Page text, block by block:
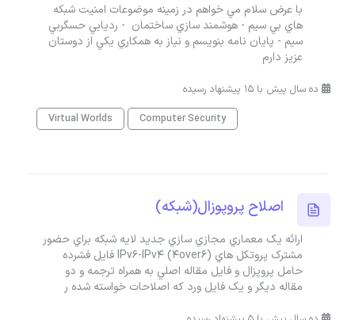
با عرض سلام مي خواهم در زمينه موضوعات امنيت شبكه
هاي بي سيم - هوشمند سازي ساختمان - رديابي حسگربي
سيم - پايان نامه بنويسم و نياز به همكاري يكي از دوستان
عزيز دارم
ده سال پیش با 15 پیشنهاد رسیده
Computer Security
Virtual Worlds
اصلاح پروپوزال(شبکه)
ارائه يک معماري مجازي سازي جديد لايه شبکه براي حضور
مشترک پروتکل هاي IPv6-IPv4 (4over6) فايل فشرده
حامل پروپزال و فايل مقاله اصلي به همراه ترجمه و دو
مقاله ديگر و يک فايل ورد که اصلاحات خواسته شده ر